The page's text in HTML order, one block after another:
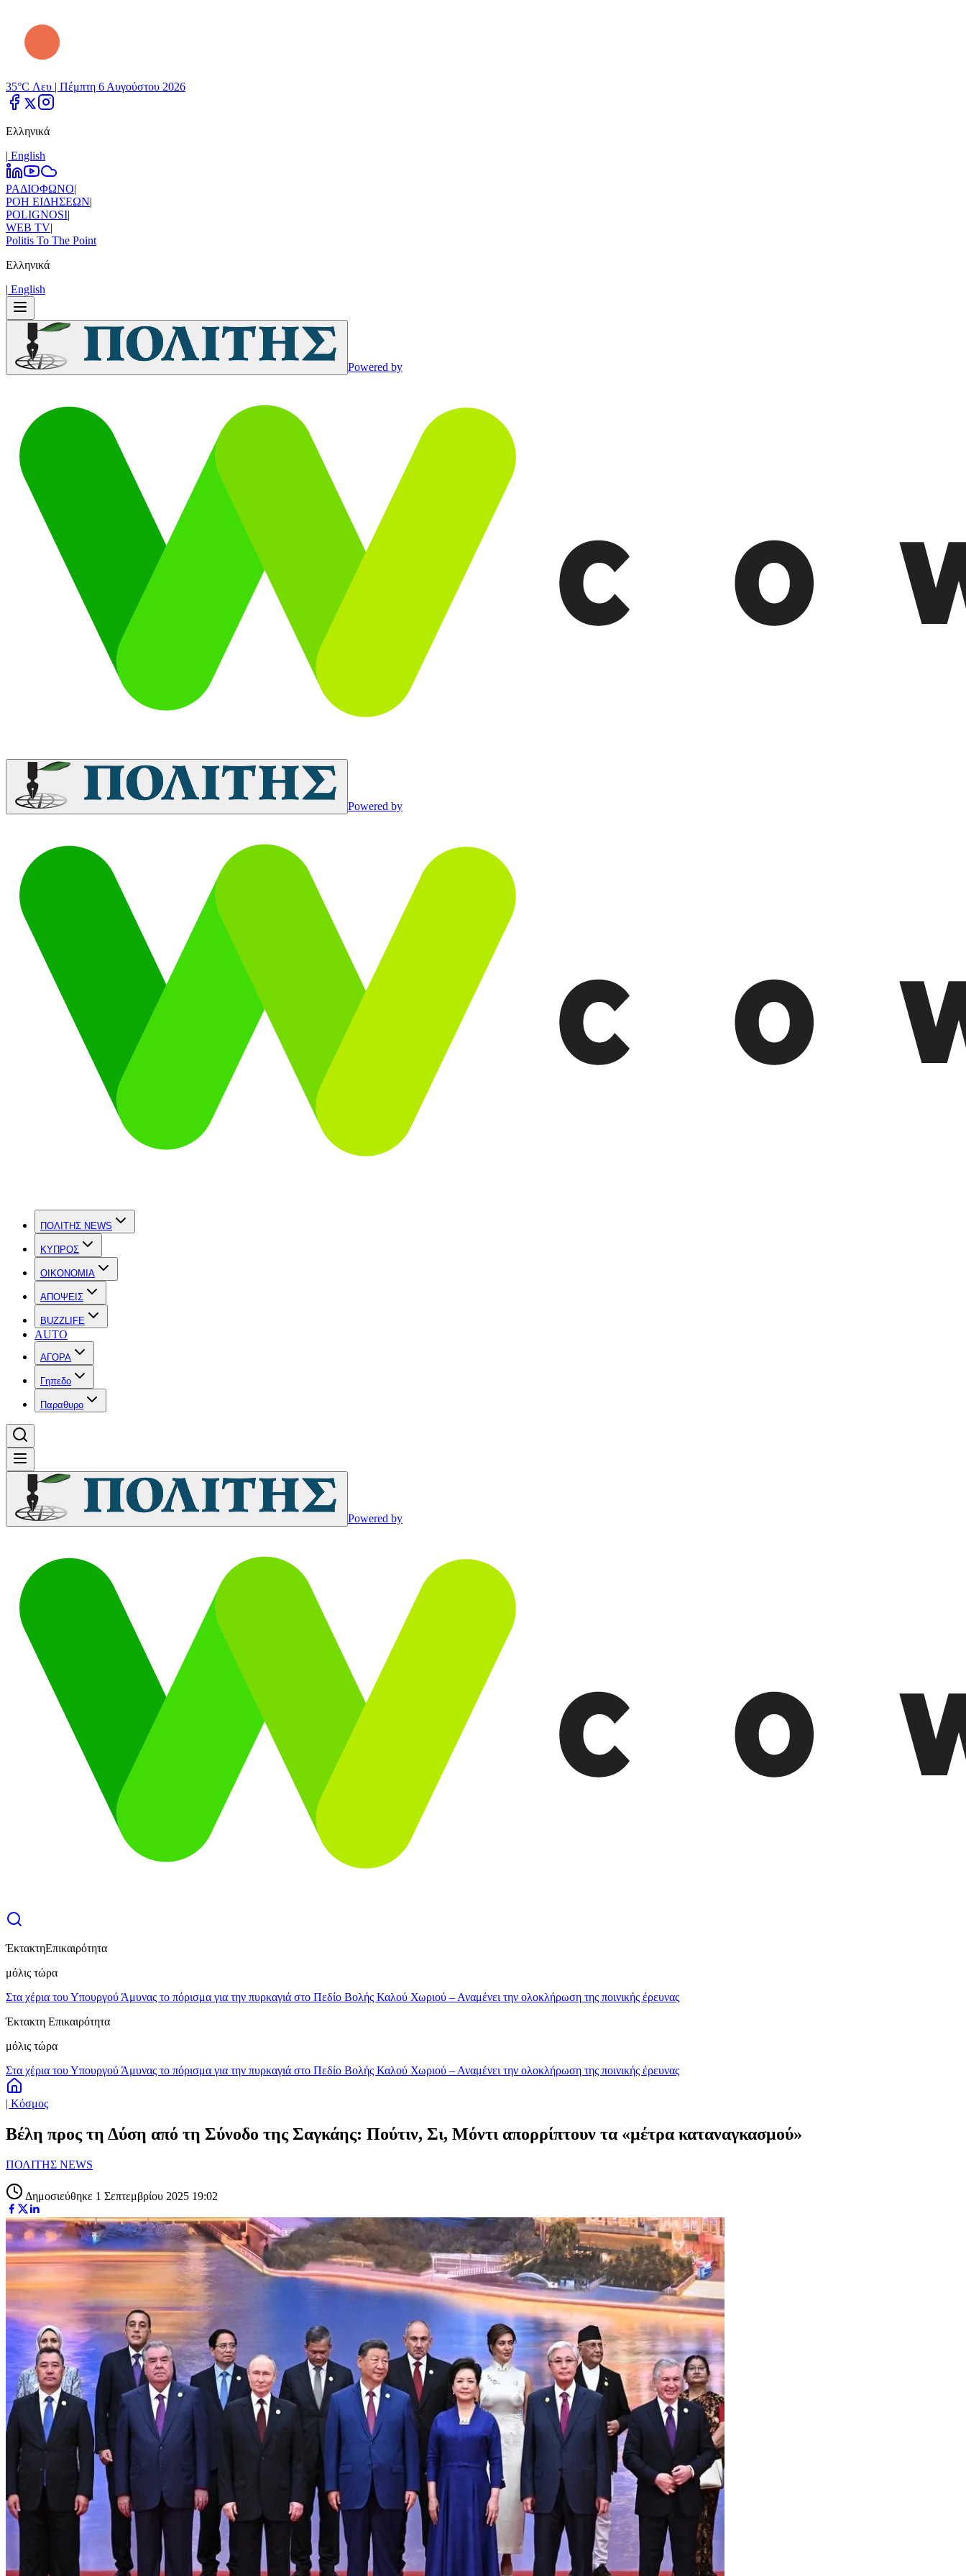
35°C Λευ | Πέμπτη 6 Αυγούστου 2026
Ελληνικά
| Εnglish
ΡΑΔΙΟΦΩΝΟ|
ΡΟΗ ΕΙΔΗΣΕΩΝ|
POLIGNOSI|
WEB TV|
Politis To The Point
Ελληνικά
| Εnglish
Powered by
Powered by
ΠΟΛΙΤΗΣ NEWS
ΚΥΠΡΟΣ
OIKONOMIA
ΑΠΟΨΕΙΣ
BUZZLIFE
AUTO
ΑΓΟΡΑ
Γηπεδο
Παραθυρο
Powered by
ΈκτακτηΕπικαιρότητα
μόλις τώρα
Στα χέρια του Υπουργού Άμυνας το πόρισμα για την πυρκαγιά στο Πεδίο Βολής Καλού Χωριού – Αναμένει την ολοκλήρωση της ποινικής έρευνας
Έκτακτη Επικαιρότητα
μόλις τώρα
Στα χέρια του Υπουργού Άμυνας το πόρισμα για την πυρκαγιά στο Πεδίο Βολής Καλού Χωριού – Αναμένει την ολοκλήρωση της ποινικής έρευνας
| Κόσμος
Βέλη προς τη Δύση από τη Σύνοδο της Σαγκάης: Πούτιν, Σι, Μόντι απορρίπτουν τα «μέτρα καταναγκασμού»
ΠΟΛΙΤΗΣ NEWS
Δημοσιεύθηκε 1 Σεπτεμβρίου 2025 19:02